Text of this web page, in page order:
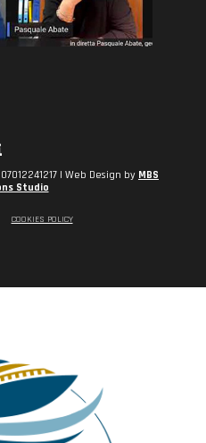
| Web Design by MBS
Studio
COOKIES POLICY